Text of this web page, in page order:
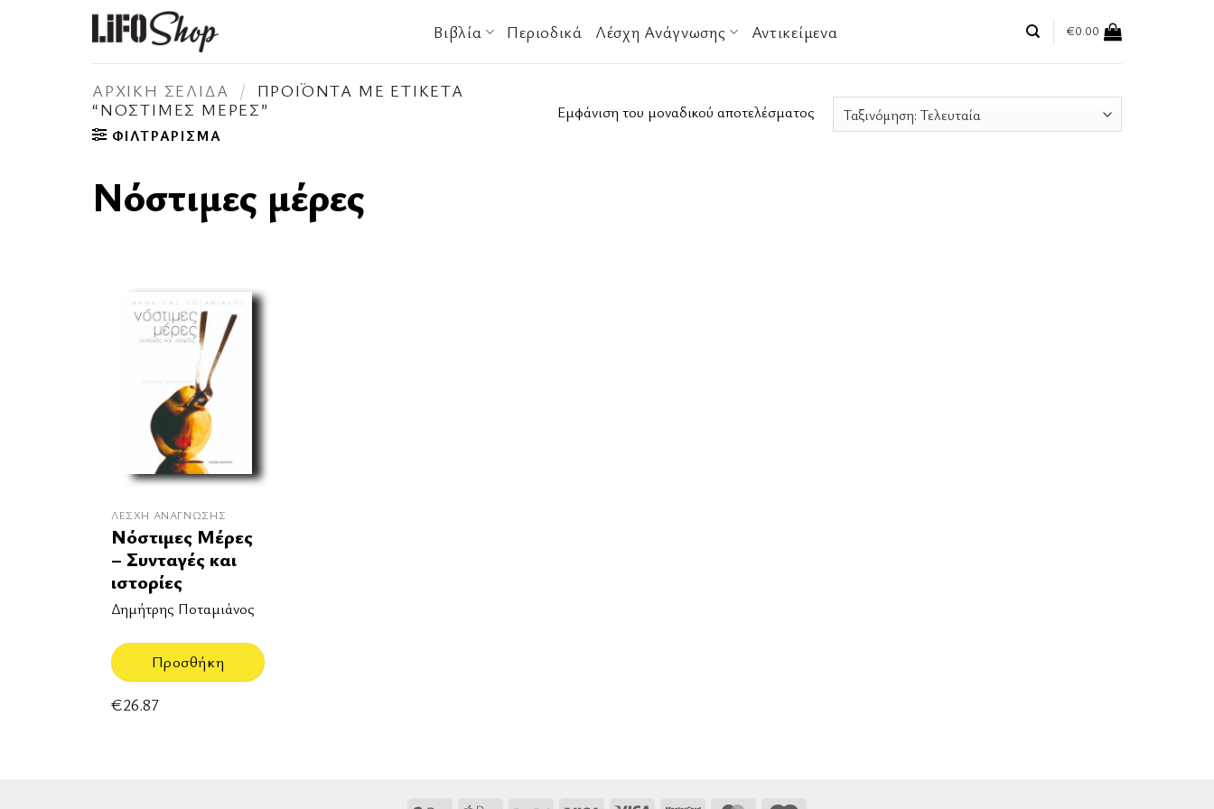
Βιβλία Περιοδικά Λέσχη Ανάγνωσης Αντικείμενα €0.00
ΑΡΧΙΚΉ ΣΕΛΊΔΑ /
ΠΡΟΪΌΝΤΑ ΜΕ ΕΤΙΚΈΤΑ
“ΝΌΣΤΙΜΕΣ ΜΈΡΕΣ”
ΦΙΛΤΡΆΡΙΣΜΑ
Εμφάνιση του μοναδικού αποτελέσματος
Νόστιμες μέρες
ΛΈΣΧΗ ΑΝΆΓΝΩΣΗΣ
Νόστιμες Μέρες
– Συνταγές και
ιστορίες
Δημήτρης Ποταμιάνος
Προσθήκη
€26.87